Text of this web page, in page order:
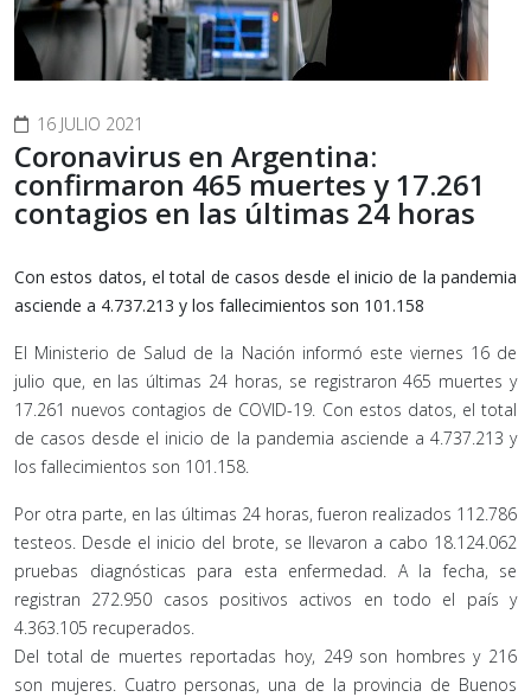
16 JULIO 2021
Coronavirus en Argentina:
confirmaron 465 muertes y 17.261
contagios en las últimas 24 horas
Con estos datos, el total de casos desde el inicio de la pandemia
asciende a 4.737.213 y los fallecimientos son 101.158
El Ministerio de Salud de la Nación informó este viernes 16 de
julio que, en las últimas 24 horas, se registraron 465 muertes y
17.261 nuevos contagios de COVID-19. Con estos datos, el total
de casos desde el inicio de la pandemia asciende a 4.737.213 y
los fallecimientos son 101.158.
Por otra parte, en las últimas 24 horas, fueron realizados 112.786
testeos. Desde el inicio del brote, se llevaron a cabo 18.124.062
pruebas diagnósticas para esta enfermedad. A la fecha, se
registran 272.950 casos positivos activos en todo el país y
4.363.105 recuperados.
Del total de muertes reportadas hoy, 249 son hombres y 216
son mujeres. Cuatro personas, una de la provincia de Buenos